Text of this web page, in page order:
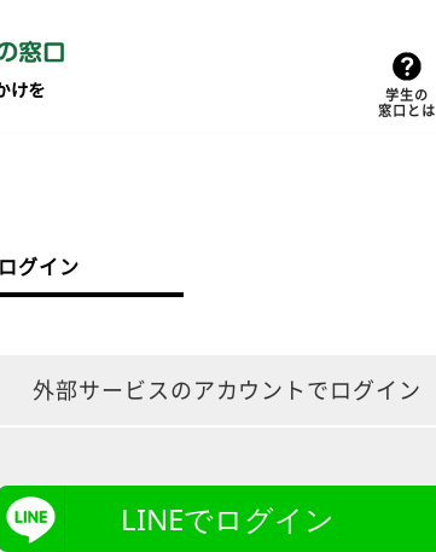
学生の
窓口とは
ログイン
外部サービスのアカウントでログイン
LINEでログイン